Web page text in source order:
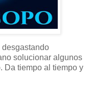
desgastando
solucionar algunos
Da tiempo al tiempo y